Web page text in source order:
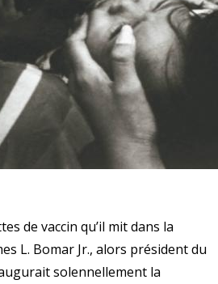
de vaccin qu’il mit dans la
L. Bomar Jr., alors président du
solennellement la